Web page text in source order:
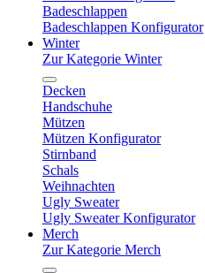
Badeschlappen
Badeschlappen Konfigurator
Winter
Zur Kategorie Winter
Decken
Handschuhe
Mützen
Mützen Konfigurator
Stirnband
Schals
Weihnachten
Ugly Sweater
Ugly Sweater Konfigurator
Merch
Zur Kategorie Merch